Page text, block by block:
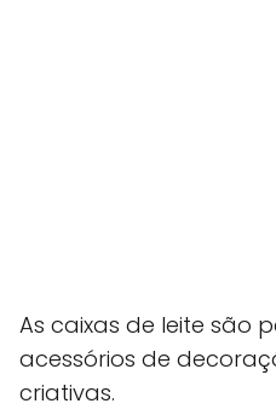
As caixas de leite são
acessórios de
criativas.